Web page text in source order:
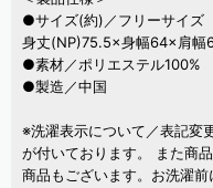
●サイズ(約)／フリーサイズ
身丈(NP)75.5×身幅64×肩
●素材／ポリエステル100%
●製造／中国
※洗濯表示について／表記変
が付いております。 また商
商品もございます。お洗濯